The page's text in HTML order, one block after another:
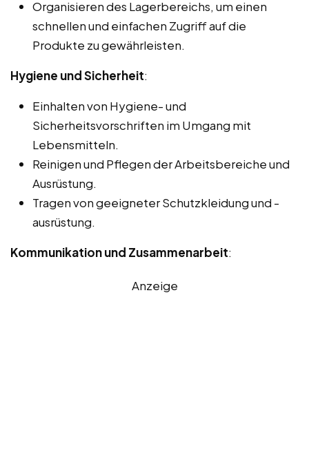
Organisieren des Lagerbereichs, um einen
schnellen und einfachen Zugriff auf die
Produkte zu gewährleisten.
Hygiene und Sicherheit:
Einhalten von Hygiene- und
Sicherheitsvorschriften im Umgang mit
Lebensmitteln.
Reinigen und Pflegen der Arbeitsbereiche und
Ausrüstung.
Tragen von geeigneter Schutzkleidung und -
ausrüstung.
Kommunikation und Zusammenarbeit:
Anzeige